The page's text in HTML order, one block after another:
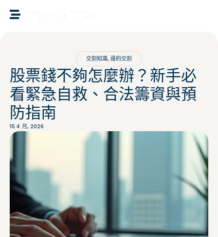
交割知識,違約交割
股票錢不夠怎麼辦？新手必
看緊急自救、合法籌資與預
防指南
15 4 月, 2026